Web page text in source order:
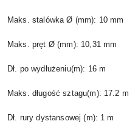
Maks. stalówka Ø (mm): 10 mm
Maks. pręt Ø (mm): 10,31 mm
Dł. po wydłużeniu(m): 16 m
Maks. długość sztagu(m): 17.2 m
Dł. rury dystansowej (m): 1 m